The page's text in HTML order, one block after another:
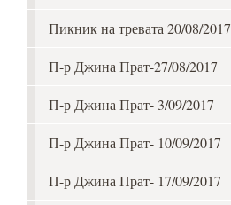
Пикник на тревата 20/08/2017
П-р Джина Прат-27/08/2017
П-р Джина Прат- 3/09/2017
П-р Джина Прат- 10/09/2017
П-р Джина Прат- 17/09/2017